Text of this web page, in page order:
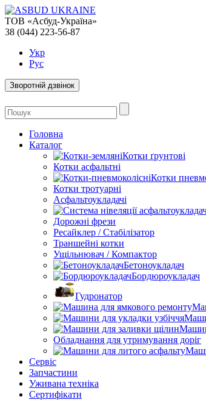
ТОВ «Асбуд-Україна»
38 (044) 223-56-87
Укр
Рус
Зворотній дзвінок
Головна
Каталог
Котки ґрунтові
Котки асфальтні
Котки
Котки тротуарні
Асфальтоукладачі
Дорожні фрези
Ресайклер / Стабілізатор
Траншейні котки
Ущільнювач / Компактор
Бетоноукладач
Бордюроукладач
Гудронатор
Обладнання для утримування доріг
Сервіс
Запчастини
Уживана техніка
Сертифікати